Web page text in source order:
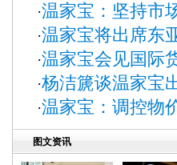
·温家宝：坚持市
·温家宝将出席东
·温家宝会见国际
·杨洁篪谈温家宝
·温家宝：调控物
图文资讯